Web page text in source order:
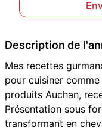
Description de
Mes recettes
pour cuisiner comme
produits Auchan,
Présentation sous
transformant en